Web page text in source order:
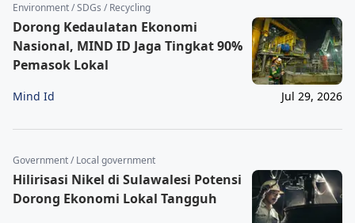
Environment / SDGs / Recycling
Dorong Kedaulatan Ekonomi
Nasional, MIND ID Jaga Tingkat 90%
Pemasok Lokal
Mind Id Jul 29, 2026
Government / Local government
Hilirisasi Nikel di Sulawalesi Potensi
Dorong Ekonomi Lokal Tangguh